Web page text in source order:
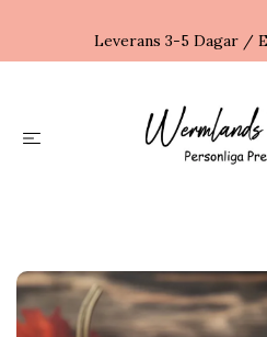
Leverans 3-5 Dagar /